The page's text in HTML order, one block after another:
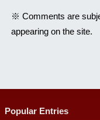
※ Comments are
appearing on the site.
Popular Entries